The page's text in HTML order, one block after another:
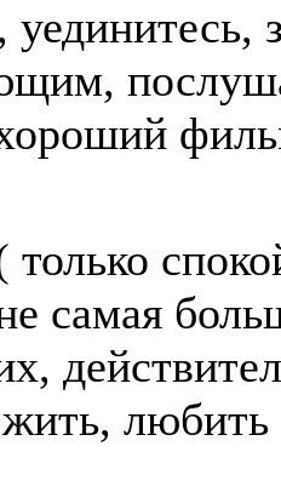
уединитесь,
только
самая
любить